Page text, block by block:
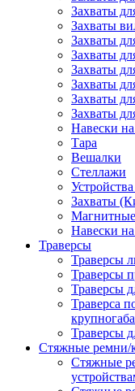
Захваты
Захваты
Захваты
Захваты
Захваты
Захваты
Захваты
Захваты
Навески
Тара
Вешалки
Стеллажи
Захваты
Навески
Траверсы
Траверсы
Траверсы
Траверсы
Траверса
Траверсы
Стяжные ремни/
Стяжные